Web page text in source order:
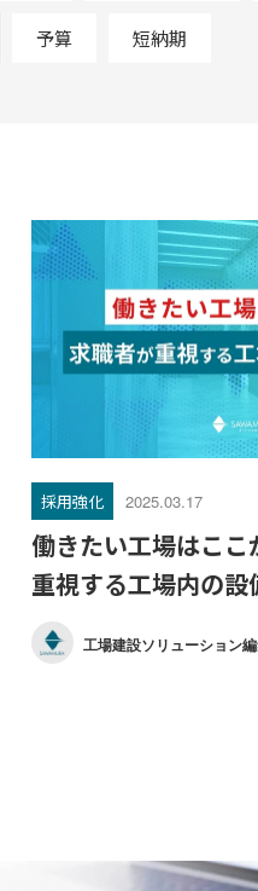
予算 短納期
採用強化 2025.03.17
働きたい工場はこ
重視する工場内の設
工場建設ソリューション